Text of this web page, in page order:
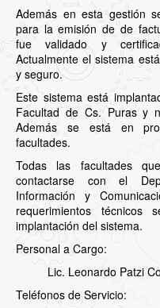
Además en esta gestión
para la emisión de de
fue validado y
Actualmente el sistema
y seguro.
Este sistema está
Facultad de Cs. Puras y
Además se está en
facultades.
Todas las facultades
contactarse con el
Información y
requerimientos
implantación del sistema.
Personal a Cargo:
Lic. Leonardo Patzi
Teléfonos de Servicio: